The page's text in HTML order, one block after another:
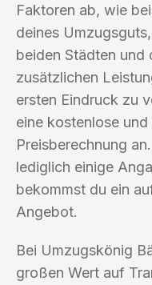
Faktoren ab, wie
deines
beiden Städten und
zusätzlichen
ersten Eindruck zu
eine kostenlose
Preisberechnung
lediglich einige
bekommst du ein
Angebot.
Bei Umzugskönig
großen Wert auf